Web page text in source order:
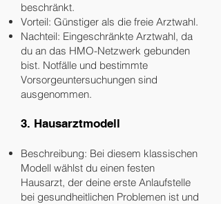
beschränkt.
Vorteil: Günstiger als die freie Arztwahl.
Nachteil: Eingeschränkte Arztwahl, da
du an das HMO-Netzwerk gebunden
bist. Notfälle und bestimmte
Vorsorgeuntersuchungen sind
ausgenommen.
3. Hausarztmodell
Beschreibung: Bei diesem klassischen
Modell wählst du einen festen
Hausarzt, der deine erste Anlaufstelle
bei gesundheitlichen Problemen ist und